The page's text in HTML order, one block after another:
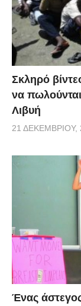
Σκληρό
να
Λιβυή
21 ΔΕΚΕΜΒΡΊΟΥ,
Ένας